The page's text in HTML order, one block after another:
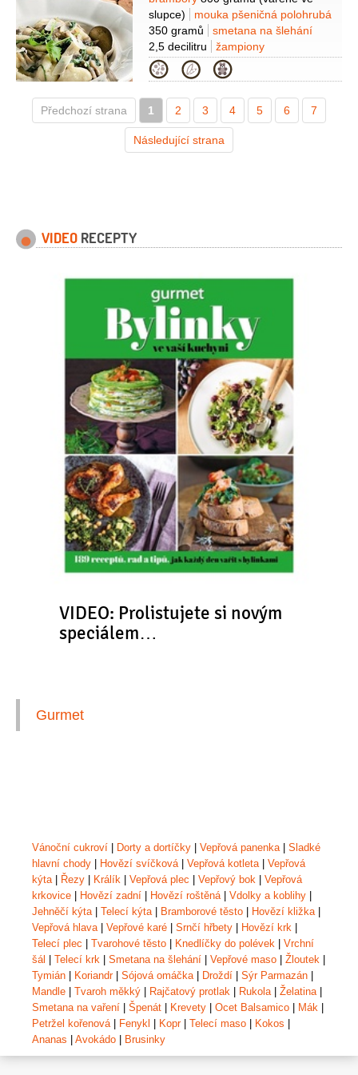
slupce)
mouka pšeničná polohrubá
350 gramů
smetana na šlehání
2,5 decilitru
žampiony
200 gramů
rukola
Parmezán40 gramů
vejce
3 lžíce
Kategorie
Předchozí strana 1 2 3 4 5 6 7
Následující strana
VIDEO RECEPTY
VIDEO: Prolistujete si novým
speciálem…
Gurmet
Vánoční cukroví Dorty a dortíčky Vepřová panenka| Sladké
hlavní chody
Hovězí svíčková| Vepřová kotleta| Vepřová
kýta| Řezy Králík Vepřová plec Vepřový bok
Vepřová
krkovice
Hovězí zadní Hovězí roštěná| Vdolky a koblihy
Jehněčí kýta| Telecí kýta| Bramborové těsto Hovězí kližka|
Vepřová hlava| Vepřové karé Srnčí hřbety Hovězí krk
Telecí plec
Tvarohové těsto Knedlíčky do polévek
Vrchní
šál
Telecí krk Smetana na šlehání Vepřové maso Žloutek
Tymián
Koriandr| Sójová omáčka| Droždí Sýr Parmazán
Mandle
Tvaroh měkký Rajčatový protlak Rukola| Želatina|
Smetana na vaření
Špenát Krevety Ocet Balsamico Mák
Petržel kořenová| Fenykl Kopr| Telecí maso Kokos
Ananas
Avokádo Brusinky